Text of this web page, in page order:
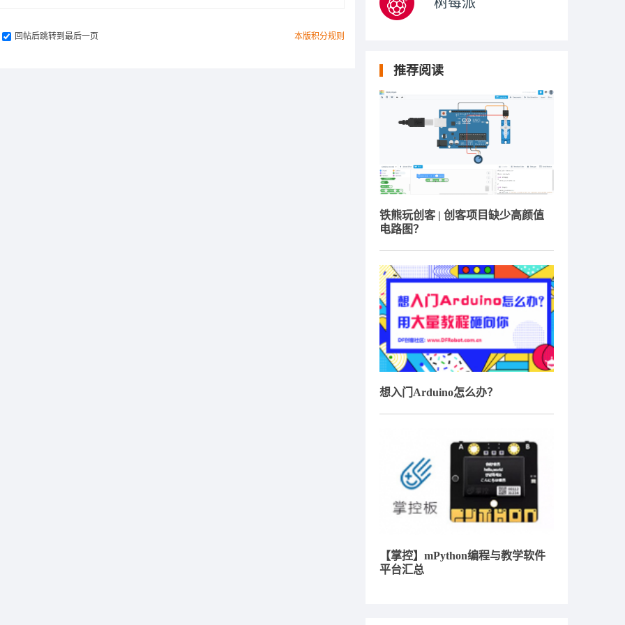
本版积分规则
回帖后跳转到最后一页
推荐阅读
铁熊玩创客 | 创客项目缺少高颜值
电路图？
想入门Arduino怎么办？
【掌控】mPython编程与教学软件
平台汇总